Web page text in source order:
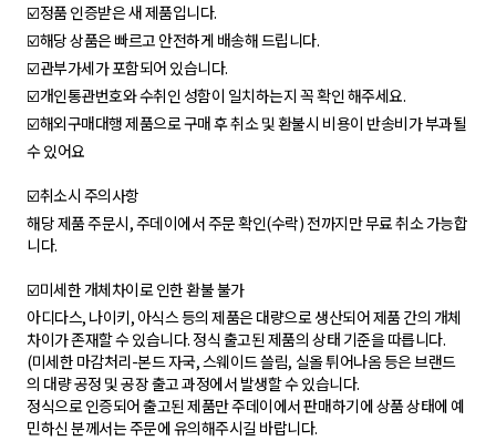
☑️정품 인증받은 새 제품입니다.
☑️해당 상품은 빠르고 안전하게 배송해 드립니다.
☑️관부가세가 포함되어 있습니다.
☑️개인통관번호와 수취인 성함이 일치하는지 꼭 확인 해주세요.
☑️해외구매대행 제품으로 구매 후 취소 및 환불시 비용이 반송비가 부과될
수 있어요
☑️취소시 주의사항
해당 제품 주문시, 주데이에서 주문 확인(수락) 전까지만 무료 취소 가능합
니다.
☑️미세한 개체차이로 인한 환불 불가
아디다스, 나이키, 아식스 등의 제품은 대량으로 생산되어 제품 간의 개체
차이가 존재할 수 있습니다. 정식 출고된 제품의 상태 기준을 따릅니다.
(미세한 마감처리-본드 자국, 스웨이드 쓸림, 실올 튀어나옴 등은 브랜드
의 대량 공정 및 공장 출고 과정에서 발생할 수 있습니다.
정식으로 인증되어 출고된 제품만 주데이에서 판매하기에 상품 상태에 예
민하신 분께서는 주문에 유의해주시길 바랍니다.